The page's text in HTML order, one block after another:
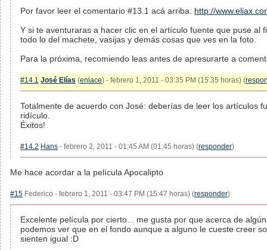
Por favor leer el comentario #13.1 acá arriba: http://
Y si te aventuraras a hacer clic en el artículo fuente que puse
todo lo del machete, vasijas y demás cosas que ves en la foto.
Para la próxima, recomiendo leas antes de apresurarte a
#14.1 José Elías (enlace) - febrero 1, 2011 - 03:35 PM (15:35 horas) (
Totalmente de acuerdo con José: deberías de leer los artículos
ridículo.
Éxitos!
#14.2 Hans - febrero 2, 2011 - 01:45 AM (01:45 horas) (responder)
Me hace acordar a la película Apocalipto
#15 Federico - febrero 1, 2011 - 03:47 PM (15:47 horas) (responder)
Excelente película por cierto... me gusta por que acerca de
podemos ver que en el fondo aunque a alguno le cueste creer
sienten igual :D